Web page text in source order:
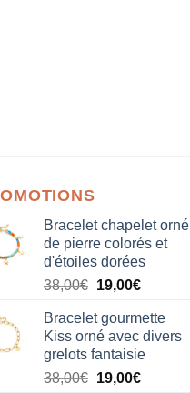
Bracelet chapelet orné
de pierre colorés et
d'étoiles dorées
38,00€ Le
initial
était :
38,00€.
19,00€Le
actuel
est :
19,00€.
Bracelet gourmette
Kiss orné avec divers
grelots fantaisie
38,00€ Le
19,00€Le